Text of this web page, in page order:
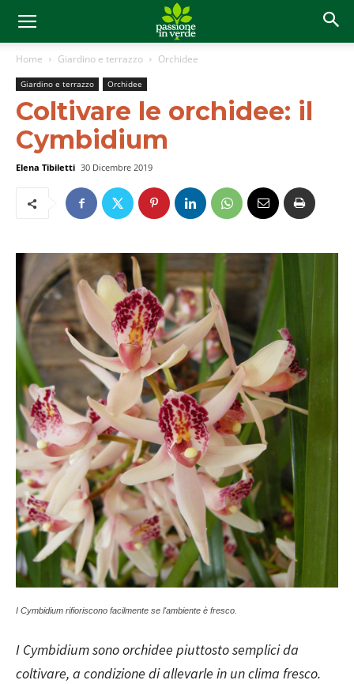
Home Giardino e terrazzo Orchidee
Giardino e terrazzo Orchidee
Coltivare le orchidee: il
Cymbidium
Elena Tibiletti 30 Dicembre 2019
I Cymbidium rifioriscono facilmente se l'ambiente è fresco.
I Cymbidium sono orchidee piuttosto semplici da
coltivare, a condizione di allevarle in un clima fresco.